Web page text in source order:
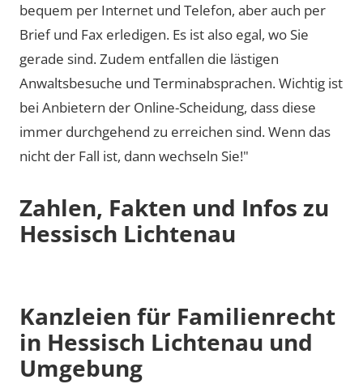
bequem per Internet und Telefon, aber auch per
Brief und Fax erledigen. Es ist also egal, wo Sie
gerade sind. Zudem entfallen die lästigen
Anwaltsbesuche und Terminabsprachen. Wichtig ist
bei Anbietern der Online-Scheidung, dass diese
immer durchgehend zu erreichen sind. Wenn das
nicht der Fall ist, dann wechseln Sie!"
Zahlen, Fakten und Infos zu
Hessisch Lichtenau
Kanzleien für Familienrecht
in Hessisch Lichtenau und
Umgebung